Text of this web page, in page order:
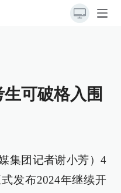
可破格入围
集团记者谢小芳）4
发布2024年继续开